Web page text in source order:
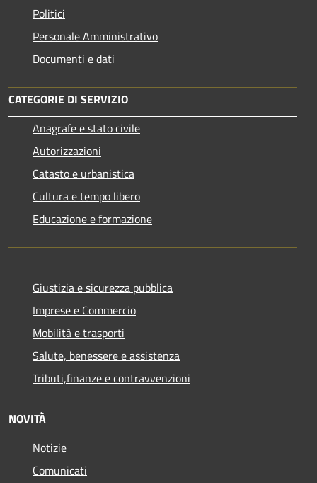
Politici
Personale Amministrativo
Documenti e dati
CATEGORIE DI SERVIZIO
Anagrafe e stato civile
Autorizzazioni
Catasto e urbanistica
Cultura e tempo libero
Educazione e formazione
Giustizia e sicurezza pubblica
Imprese e Commercio
Mobilità e trasporti
Salute, benessere e assistenza
Tributi,finanze e contravvenzioni
NOVITÀ
Notizie
Comunicati